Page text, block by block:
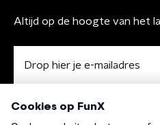
Altijd op de hoogte van het